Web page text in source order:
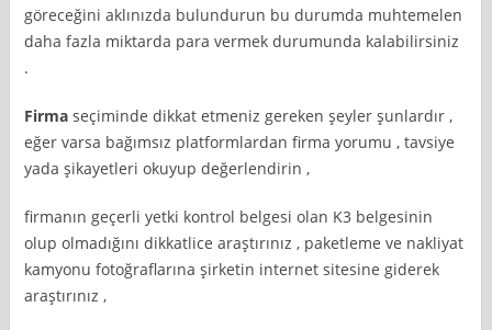
göreceğini aklınızda bulundurun bu durumda muhtemelen
daha fazla miktarda para vermek durumunda kalabilirsiniz
.
Firma seçiminde dikkat etmeniz gereken şeyler şunlardır ,
eğer varsa bağımsız platformlardan firma yorumu , tavsiye
yada şikayetleri okuyup değerlendirin ,
firmanın geçerli yetki kontrol belgesi olan K3 belgesinin
olup olmadığını dikkatlice araştırınız , paketleme ve nakliyat
kamyonu fotoğraflarına şirketin internet sitesine giderek
araştırınız ,